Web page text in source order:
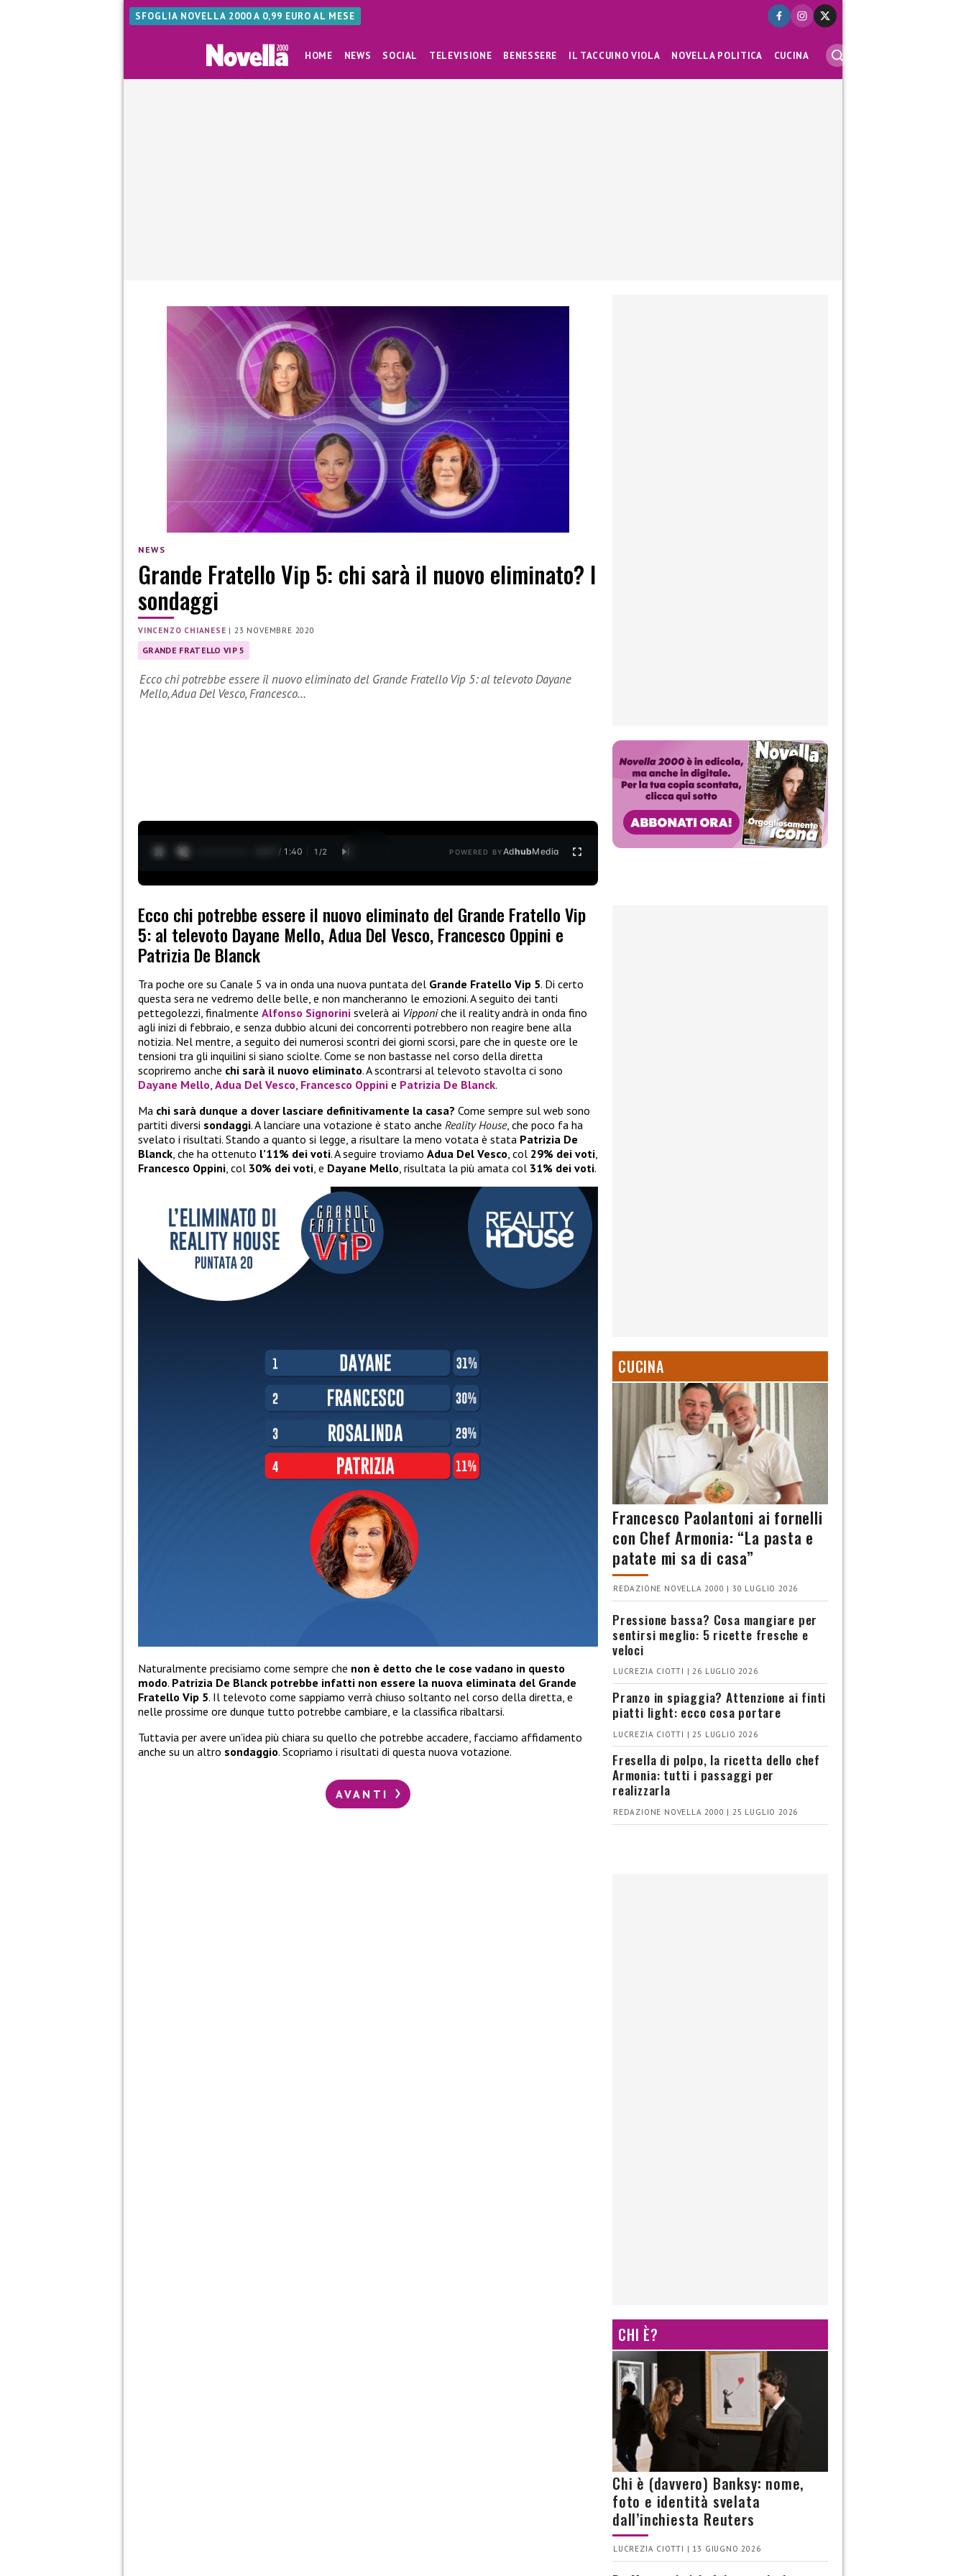
SFOGLIA NOVELLA 2000 A 0,99 EURO AL MESE
HOME NEWS SOCIAL TELEVISIONE BENESSERE IL TACCUINO VIOLA NOVELLA POLITICA CUCINA
NEWS
Grande Fratello Vip 5: chi sarà il nuovo eliminato? I
sondaggi
VINCENZO CHIANESE |23 NOVEMBRE 2020
GRANDE FRATELLO VIP 5
Ecco chi potrebbe essere il nuovo eliminato del Grande Fratello Vip 5: al televoto Dayane
Mello, Adua Del Vesco, Francesco…
0:28 / 1:40 1 /2 POWERED BYAdhubMedia
Ecco chi potrebbe essere il nuovo eliminato del Grande Fratello Vip
5: al televoto Dayane Mello, Adua Del Vesco, Francesco Oppini e
Patrizia De Blanck
Tra poche ore su Canale 5 va in onda una nuova puntata del Grande Fratello Vip 5. Di certo
questa sera ne vedremo delle belle, e non mancheranno le emozioni. A seguito dei tanti
pettegolezzi, finalmente Alfonso Signorini svelerà ai Vipponiche il reality andrà in onda fino
agli inizi di febbraio, e senza dubbio alcuni dei concorrenti potrebbero non reagire bene alla
notizia. Nel mentre, a seguito dei numerosi scontri dei giorni scorsi, pare che in queste ore le
tensioni tra gli inquilini si siano sciolte. Come se non bastasse nel corso della diretta
scopriremo anche chi sarà il nuovo eliminato. A scontrarsi al televoto stavolta ci sono
Dayane Mello, Adua Del Vesco, Francesco Oppini e Patrizia De Blanck.
Ma chi sarà dunque a dover lasciare definitivamente la casa? Come sempre sul web sono
partiti diversi sondaggi. A lanciare una votazione è stato anche Reality House, che poco fa ha
svelato i risultati. Stando a quanto si legge, a risultare la meno votata è stata Patrizia De
Blanck, che ha ottenuto l’11% dei voti. A seguire troviamo Adua Del Vesco, col 29% dei voti,
Francesco Oppini, col 30% dei voti, e Dayane Mello, risultata la più amata col 31% dei voti.
Naturalmente precisiamo come sempre che non è detto che le cose vadano in questo
modo. Patrizia De Blanck potrebbe infatti non essere la nuova eliminata del Grande
Fratello Vip 5. Il televoto come sappiamo verrà chiuso soltanto nel corso della diretta, e
nelle prossime ore dunque tutto potrebbe cambiare, e la classifica ribaltarsi.
Tuttavia per avere un’idea più chiara su quello che potrebbe accadere, facciamo affidamento
anche su un altro sondaggio. Scopriamo i risultati di questa nuova votazione.
AVANTI
CUCINA
Francesco Paolantoni ai fornelli
con Chef Armonia: “La pasta e
patate mi sa di casa”
REDAZIONE NOVELLA 2000 | 30 LUGLIO 2026
Pressione bassa? Cosa mangiare per
sentirsi meglio: 5 ricette fresche e
veloci
LUCREZIA CIOTTI | 26 LUGLIO 2026
Pranzo in spiaggia? Attenzione ai finti
piatti light: ecco cosa portare
LUCREZIA CIOTTI | 25 LUGLIO 2026
Fresella di polpo, la ricetta dello chef
Armonia: tutti i passaggi per
realizzarla
REDAZIONE NOVELLA 2000 | 25 LUGLIO 2026
CHI È?
Chi è (davvero) Banksy: nome,
foto e identità svelata
dall’inchiesta Reuters
LUCREZIA CIOTTI | 13 GIUGNO 2026